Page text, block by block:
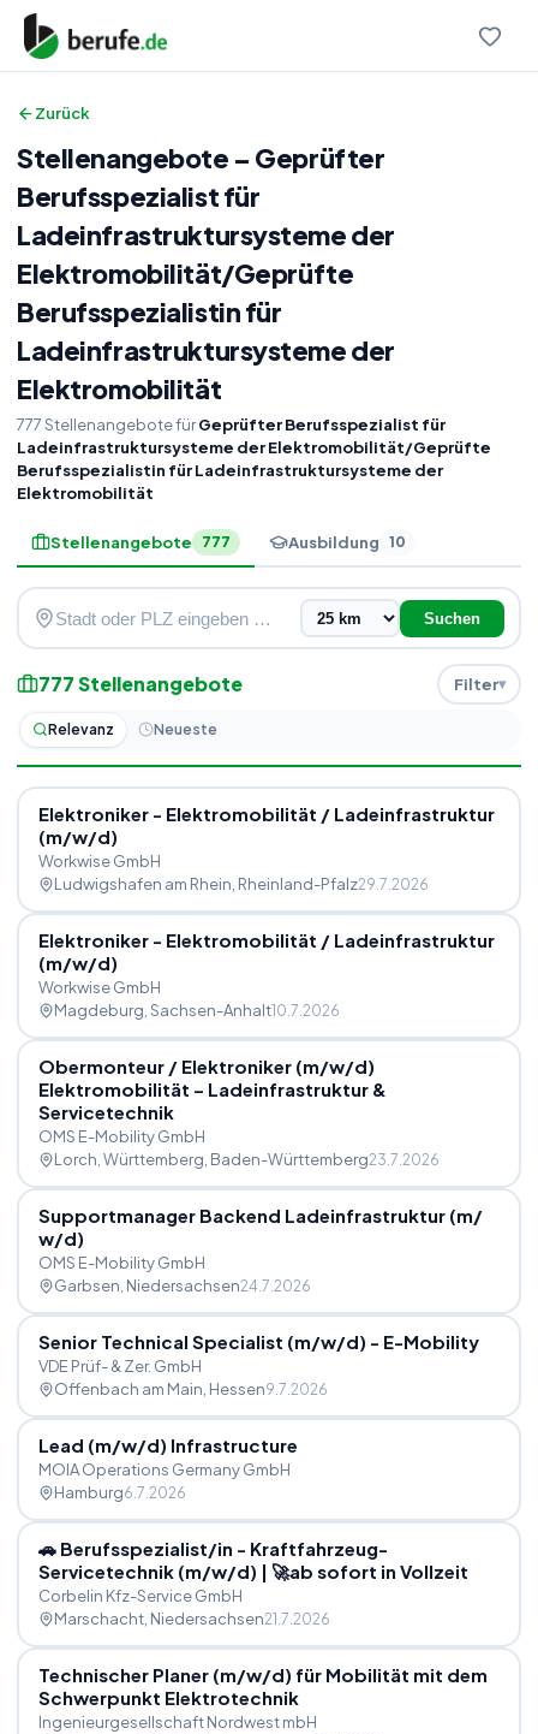
Zurück
Stellenangebote – Geprüfter
Berufsspezialist für
Ladeinfrastruktursysteme der
Elektromobilität/Geprüfte
Berufsspezialistin für
Ladeinfrastruktursysteme der
Elektromobilität
777StellenangebotefürGeprüfter Berufsspezialist für
Ladeinfrastruktursysteme der Elektromobilität/Geprüfte
Berufsspezialistin für Ladeinfrastruktursysteme der
Elektromobilität
Stellenangebote 777 Ausbildung 10
Suchen
777Stellenangebote
Relevanz Neueste
Filter
Elektroniker - Elektromobilität /Ladeinfrastruktur
(m/w/d)
Workwise GmbH
Ludwigshafen am Rhein , Rheinland-Pfalz29.7.2026
Elektroniker - Elektromobilität /Ladeinfrastruktur
(m/w/d)
Workwise GmbH
Magdeburg , Sachsen-Anhalt10.7.2026
Obermonteur /Elektroniker (m/w/d)
Elektromobilität – Ladeinfrastruktur &
Servicetechnik
OMS E-Mobility GmbH
Lorch, Württemberg , Baden-Württemberg23.7.2026
Supportmanager Backend Ladeinfrastruktur (m/
w/d)
OMS E-Mobility GmbH
Garbsen , Niedersachsen24.7.2026
Senior Technical Specialist (m/w/d) - E-Mobility
VDE Prüf- & Zer. GmbH
Offenbach am Main , Hessen9.7.2026
Lead (m/w/d) Infrastructure
MOIA Operations Germany GmbH
Hamburg6.7.2026
🚗 Berufsspezialist/in - Kraftfahrzeug-
Servicetechnik (m/w/d) | 🚀ab sofort in Vollzeit
Corbelin Kfz-Service GmbH
Marschacht, Niedersachsen21.7.2026
Technischer Planer (m/w/d) für Mobilität mit dem
Schwerpunkt Elektrotechnik
Ingenieurgesellschaft Nordwest mbH